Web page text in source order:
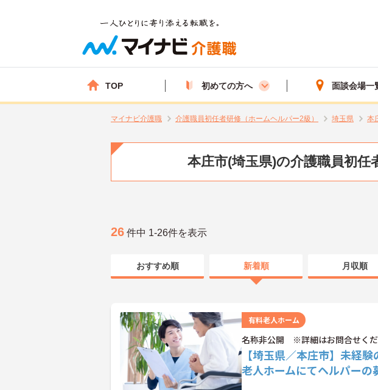
TOP 初めての方へ 面談会場一
マイナビ介護職 介護職員初任者研修（ホームヘルパー2級） 埼玉県 本
本庄市(埼玉県)の介護職員初任
26 件中 1-26件を表示
おすすめ順 新着順 月収順
有料老人ホーム
名称非公開 ※詳細はお問合せく
【埼玉県／本庄市】未経
老人ホームにてヘルパーの